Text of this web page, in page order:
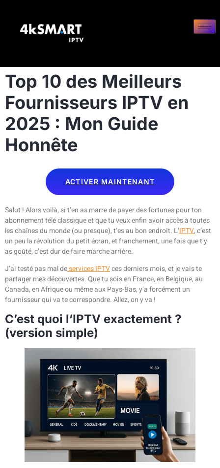
Top 10 des Meilleurs
Fournisseurs IPTV en
2025 : Mon Guide
Honnête
ACTIVER MAINTENANT
Salut ! Alors voilà, si t’en as marre de payer des fortunes pour ton
abonnement télé classique et que tu veux enfin avoir accès à toutes
les chaînes du monde (ou presque), t’es au bon endroit. L’IPTV, c’est
un peu la révolution du petit écran, et franchement, une fois que t’y
as goûté, c’est dur de faire marche arrière.
J’ai testé pas mal deservices IPTVces derniers mois, et je vais te
partager mes découvertes. Que tu sois en France, en Belgique, au
Canada, en Afrique ou même aux Pays-Bas, y’a forcément un
fournisseur qui va te correspondre. Allez, on y va !
C’est quoi l’IPTV exactement ?
(version simple)